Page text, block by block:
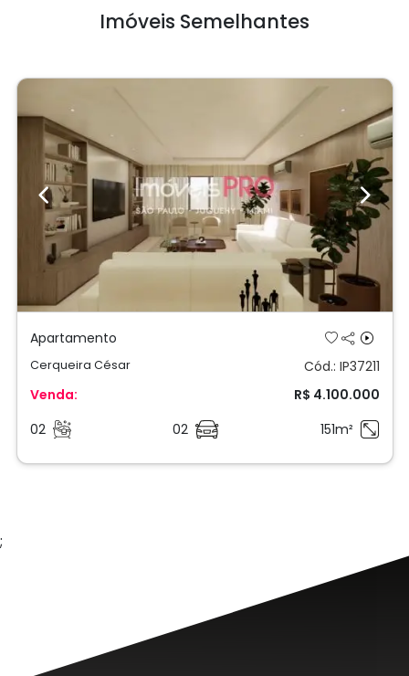
Imóveis Semelhantes
Previous Next
Apartamento
Cerqueira César
Cód.: IP37211
Venda:
R$ 4.100.000
02
02 151m²
;